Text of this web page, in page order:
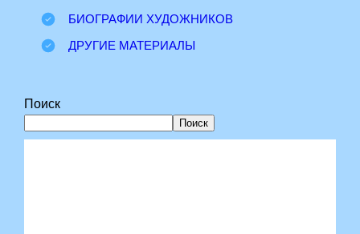
БИОГРАФИИ ХУДОЖНИКОВ
ДРУГИЕ МАТЕРИАЛЫ
Поиск
Поиск